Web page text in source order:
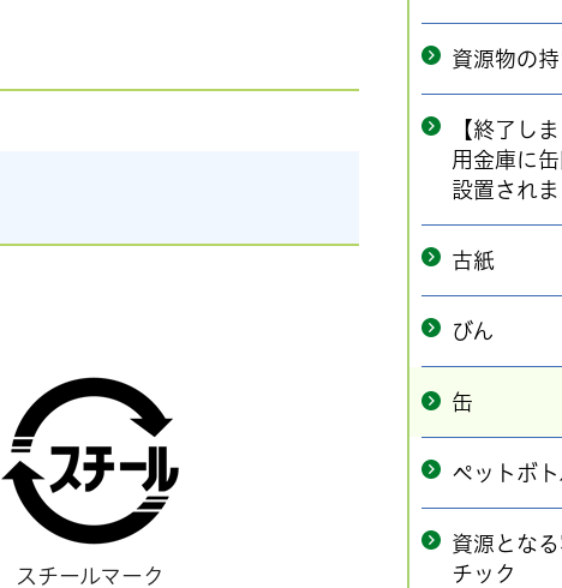
スチールマーク
資源物の
【終了し
用金庫に
設置されま
古紙
びん
缶
ペットボ
資源とな
チック